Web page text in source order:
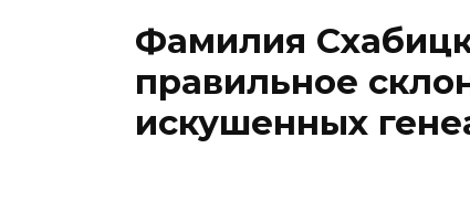
Фамилия
правильное
искушенных